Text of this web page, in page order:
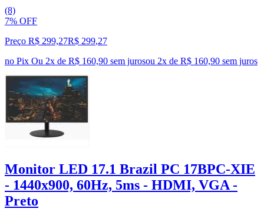
(8)
7% OFF
Preço R$ 299,27R$ 299,27
no Pix Ou 2x de R$ 160,90 sem jurosou 2x de R$ 160,90 sem juros
Monitor LED 17.1 Brazil PC 17BPC-XIE
- 1440x900, 60Hz, 5ms - HDMI, VGA -
Preto